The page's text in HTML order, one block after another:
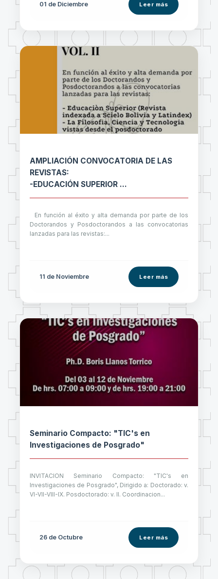
01 de Diciembre Leer más
AMPLIACIÓN CONVOCATORIA DE LAS
REVISTAS:
-EDUCACIÓN SUPERIOR
-LA FILOSOFÍA, CIENCIA Y TECNOLOGÍA
En función al éxito y alta demanda por parte de los
Doctorandos y Posdoctorandos a las convocatorias
lanzadas para las revistas:...
11 de Noviembre Leer más
Seminario Compacto: "TIC's en
Investigaciones de Posgrado"
INVITACION Seminario Compacto: "TIC's en
Investigaciones de Posgrado", Dirigido a: Doctorado: v.
VI-VII-VIII-IX. Posdoctorado: v. II. Coordinacion...
26 de Octubre Leer más